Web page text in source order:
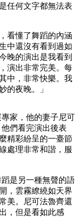
任何文字都無法表
看懂了舞蹈的內涵
中還沒有看到過如
晚的演出是我看到
演出非常完美。每
中，非常快樂。我
的夜晚。」
家，他的妻子尼可
們看完演出後表
精彩紛呈的一臺節
處理非常和諧，服
是另一種無聲的語
，雲霧繚繞如天界
美。尼可法魯齊還
，但是看如此感